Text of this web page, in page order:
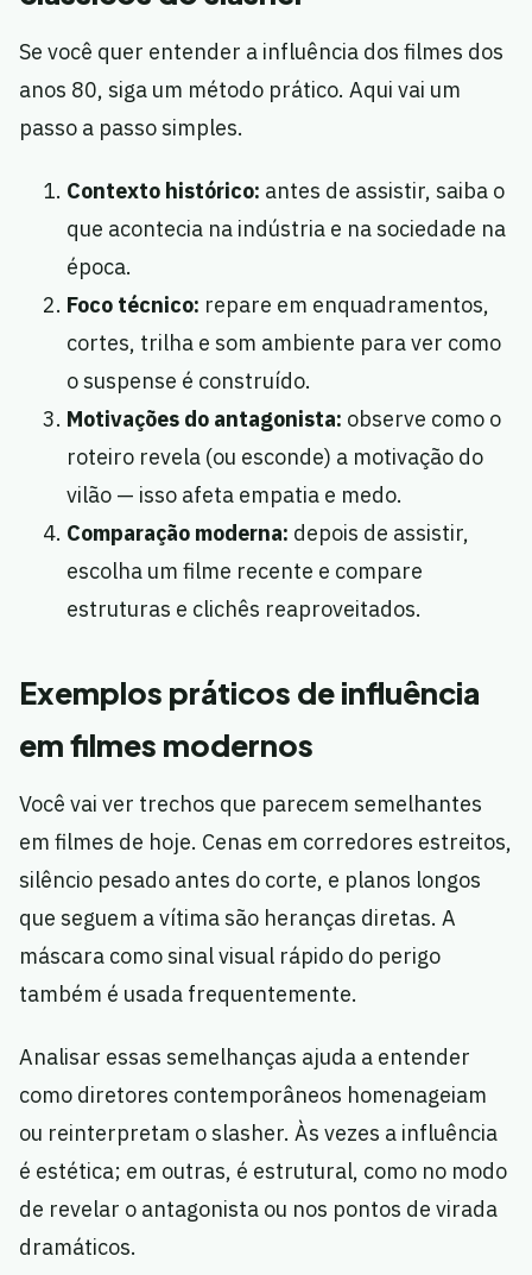
Se você quer entender a influência dos filmes dos
anos 80, siga um método prático. Aqui vai um
passo a passo simples.
Contexto histórico: antes de assistir, saiba o
que acontecia na indústria e na sociedade na
época.
Foco técnico: repare em enquadramentos,
cortes, trilha e som ambiente para ver como
o suspense é construído.
Motivações do antagonista: observe como o
roteiro revela (ou esconde) a motivação do
vilão — isso afeta empatia e medo.
Comparação moderna: depois de assistir,
escolha um filme recente e compare
estruturas e clichês reaproveitados.
Exemplos práticos de influência
em filmes modernos
Você vai ver trechos que parecem semelhantes
em filmes de hoje. Cenas em corredores estreitos,
silêncio pesado antes do corte, e planos longos
que seguem a vítima são heranças diretas. A
máscara como sinal visual rápido do perigo
também é usada frequentemente.
Analisar essas semelhanças ajuda a entender
como diretores contemporâneos homenageiam
ou reinterpretam o slasher. Às vezes a influência
é estética; em outras, é estrutural, como no modo
de revelar o antagonista ou nos pontos de virada
dramáticos.